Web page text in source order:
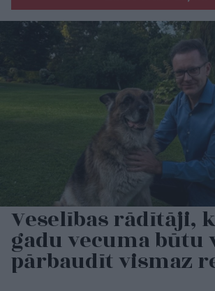
Veselības rādītāji,
gadu vecuma būtu
pārbaudīt vismaz